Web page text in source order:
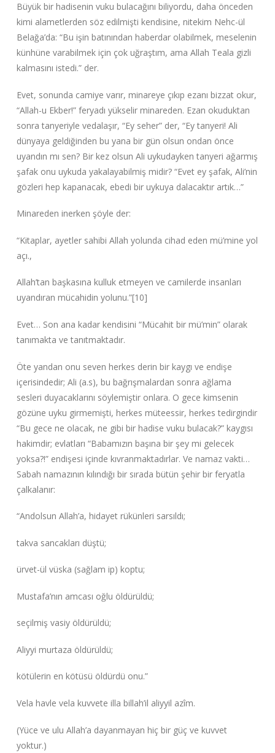
Büyük bir hadisenin vuku bulacağını biliyordu, daha önceden
kimi alametlerden söz edilmişti kendisine, nitekim Nehc-ül
Belağa’da: “Bu işin batınından haberdar olabilmek, meselenin
künhüne varabilmek için çok uğraştım, ama Allah Teala gizli
kalmasını istedi.”‌ der.
Evet, sonunda camiye varır, minareye çıkıp ezanı bizzat okur,
“Allah-u Ekber!”‌ feryadı yükselir minareden. Ezan okuduktan
sonra tanyeriyle vedalaşır, “Ey seher”‌ der, “Ey tanyeri! Ali
dünyaya geldiğinden bu yana bir gün olsun ondan önce
uyandın mı sen? Bir kez olsun Ali uykudayken tanyeri ağarmış
şafak onu uykuda yakalayabilmiş midir? “Evet ey şafak, Ali’nin
gözleri hep kapanacak, ebedi bir uykuya dalacaktır artık…”‌
Minareden inerken şöyle der:
“Kitaplar, ayetler sahibi Allah yolunda cihad eden mü’mine yol
açı.,
Allah’tan başkasına kulluk etmeyen ve camilerde insanları
uyandıran mücahidin yolunu.”‌[10]
Evet… Son ana kadar kendisini “Mücahit bir mü’min”‌ olarak
tanımakta ve tanıtmaktadır.
Öte yandan onu seven herkes derin bir kaygı ve endişe
içerisindedir; Ali (a.s), bu bağrışmalardan sonra ağlama
sesleri duyacaklarını söylemiştir onlara. O gece kimsenin
gözüne uyku girmemişti, herkes müteessir, herkes tedirgindir
“Bu gece ne olacak, ne gibi bir hadise vuku bulacak?”‌ kaygısı
hakimdir; evlatları “Babamızın başına bir şey mi gelecek
yoksa?!”‌ endişesi içinde kıvranmaktadırlar. Ve namaz vakti…
Sabah namazının kılındığı bir sırada bütün şehir bir feryatla
çalkalanır:
“Andolsun Allah’a, hidayet rükünleri sarsıldı;
takva sancakları düştü;
ürvet-ül vüska (sağlam ip) koptu;
Mustafa’nın amcası oğlu öldürüldü;
seçilmiş vasiy öldürüldü;
Aliyyi murtaza öldürüldü;
kötülerin en kötüsü öldürdü onu.”‌
Vela havle vela kuvvete illa billah’il aliyyil azîm.
(Yüce ve ulu Allah’a dayanmayan hiç bir güç ve kuvvet
yoktur.)